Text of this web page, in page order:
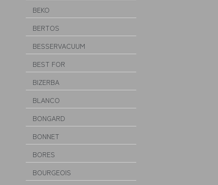
BEKO
BERTOS
BESSERVACUUM
BEST FOR
BIZERBA
BLANCO
BONGARD
BONNET
BORES
BOURGEOIS